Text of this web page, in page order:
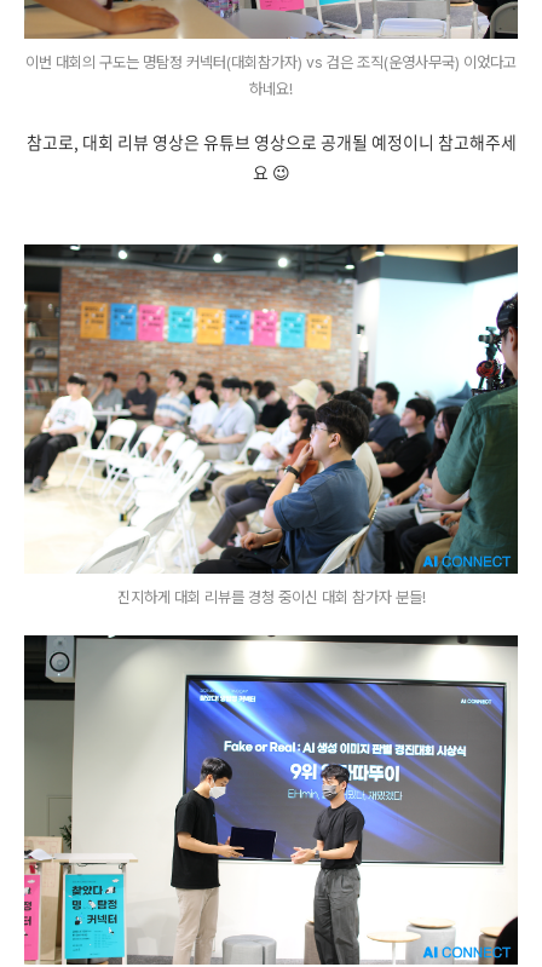
이번 대회의 구도는 명탐정 커넥터(대회참가자) vs 검은 조직(운영사무국) 이었다고
하네요!
참고로, 대회 리뷰 영상은 유튜브 영상으로 공개될 예정이니 참고해주세
요 😉
진지하게 대회 리뷰를 경청 중이신 대회 참가자 분들!